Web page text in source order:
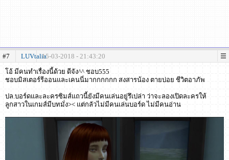
#7 LUVtalia15-03-2018 - 21:43:20
โอ้ มีคนทำเรื่องนี้ด้วย ดีจัง^^ ชอบ555
ชอบมิสเตอร์รีออนและเคนนี่มากกกกกก สงสารน้อง ตายบ่อย ชีวิตอาภัพ
ปล.บอร์ดและละครซิมส์แถวนี้ยังมีคนเล่นอยู่รึเปล่า ว่าจะลองเปิดละครให้
ลูกสาวในเกมส์มีบทมั่ง>< แต่กลัวไม่มีคนเล่นบอร์ด ไม่มีคนอ่าน